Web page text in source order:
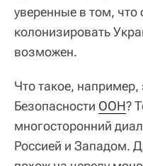
уверенные в том, что
колонизировать
возможен.
Что такое, например,
Безопасности ООН?
многосторонний
Россией и Западом.